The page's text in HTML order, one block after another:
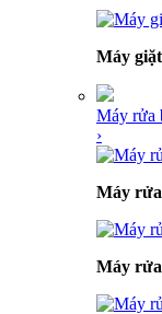
Máy
Máy rửa
›
Máy
Máy